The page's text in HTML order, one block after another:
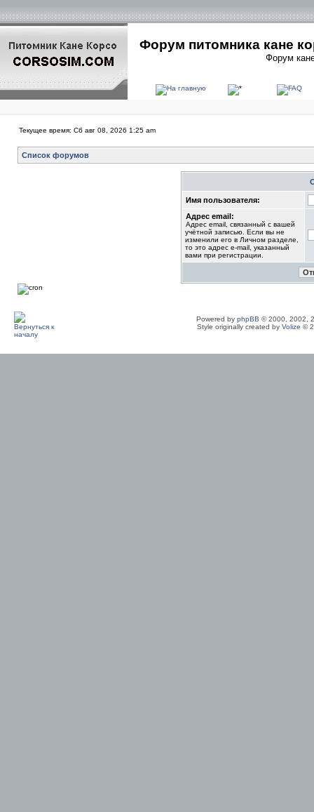
Форум питомника кане
Форум
Текущее время: Сб авг 08, 2026 1:25 am
Список форумов
Имя пользователя:
Адрес email:
Адрес email, связанный с вашей
учётной записью. Если вы не
изменили его в Личном разделе,
то это адрес e-mail, указанный
вами при регистрации.
Powered by phpBB © 2000, 2002,
Style originally created by Volize ©